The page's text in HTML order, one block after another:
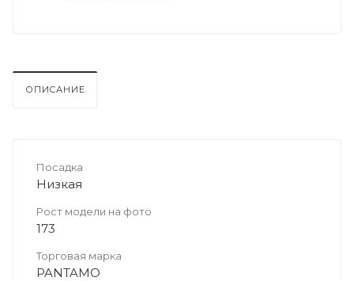
ОПИСАНИЕ
Посадка
Низкая
Рост модели на фото
173
Торговая марка
PANTAMO